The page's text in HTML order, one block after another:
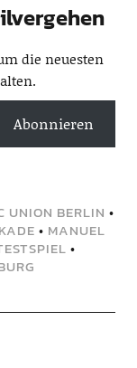
die neuesten
Abonnieren
UNION BERLIN •
• MANUEL
•